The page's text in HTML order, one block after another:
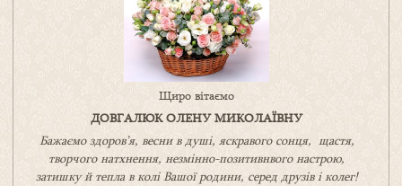
Щиро вітаємо
ДОВГАЛЮК ОЛЕНУ МИКОЛАЇВНУ
Бажаємо здоров’я, весни в душі, яскравого сонця, щастя,
творчого натхнення, незмінно-позитивнвого настрою,
затишкуйтепла в коліВашоїродини, серед друзів і колег!